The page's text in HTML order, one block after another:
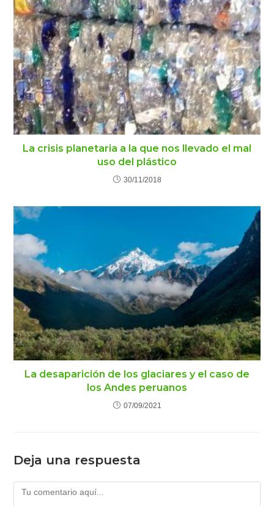
La crisis planetaria a la que nos llevado el mal
uso del plástico
30/11/2018
La desaparición de los glaciares y el caso de
los Andes peruanos
07/09/2021
Deja una respuesta
Comentario